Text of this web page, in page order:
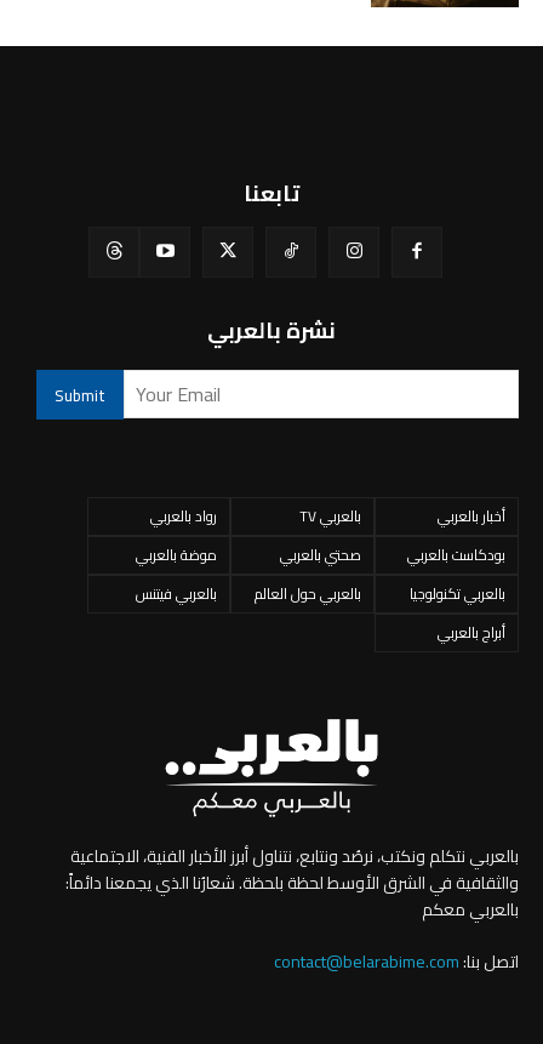
تابعنا
نشرة بالعربي
أخبار بالعربي بالعربي TV
رواد بالعربي
بودكاست بالعربي
صحتي بالعربي
موضة بالعربي
بالعربي تكنولوجيا
بالعربي حول العالم
بالعربي فيتنس
أبراج بالعربي
بالعربي نتكلم ونكتب، نرصُد ونتابع، نتناول أبرز الأخبار الفنية، الاجتماعية
والثقافية في الشرق الأوسط لحظة بلحظة. شعارُنا الذي يجمعنا دائماً:
بالعربي معكم
اتصل بنا:contact@belarabime.com